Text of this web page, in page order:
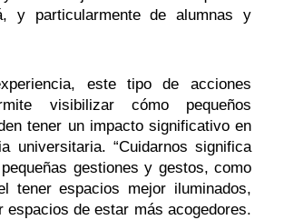
y particularmente de alumnas y
este tipo de acciones
visibilizar cómo pequeños
tener un impacto significativo en
universitaria. “Cuidarnos significa
gestiones y gestos, como
tener espacios mejor iluminados,
espacios de estar más acogedores.